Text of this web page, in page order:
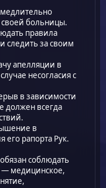
своей больницы.
правила
следить за своим
апелляции в
несогласия с
в зависимости
должен всегда
в
его рапорта Рук.
соблюдать
— медицинское,